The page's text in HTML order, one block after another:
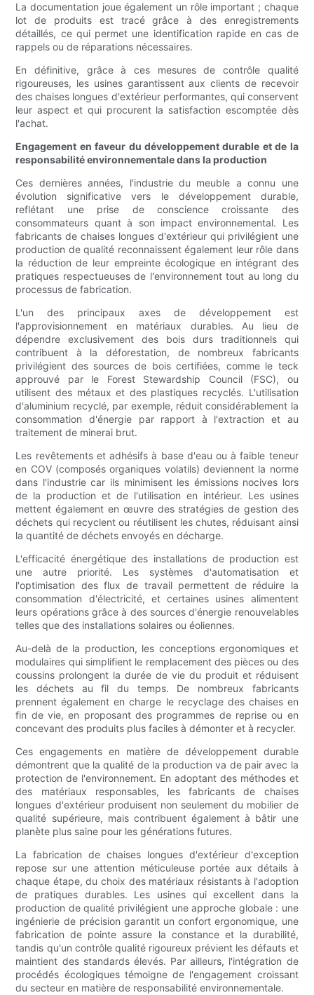
La documentation joue également un rôle important ; chaque
lot de produits est tracé grâce à des enregistrements
détaillés, ce qui permet une identification rapide en cas de
rappels ou de réparations nécessaires.
En définitive, grâce à ces mesures de contrôle qualité
rigoureuses, les usines garantissent aux clients de recevoir
des chaises longues d'extérieur performantes, qui conservent
leur aspect et qui procurent la satisfaction escomptée dès
l'achat.
Engagement en faveur du développement durable et de la
responsabilité environnementale dans la production
Ces dernières années, l'industrie du meuble a connu une
évolution significative vers le développement durable,
reflétant une prise de conscience croissante des
consommateurs quant à son impact environnemental. Les
fabricants de chaises longues d'extérieur qui privilégient une
production de qualité reconnaissent également leur rôle dans
la réduction de leur empreinte écologique en intégrant des
pratiques respectueuses de l'environnement tout au long du
processus de fabrication.
L'un des principaux axes de développement est
l'approvisionnement en matériaux durables. Au lieu de
dépendre exclusivement des bois durs traditionnels qui
contribuent à la déforestation, de nombreux fabricants
privilégient des sources de bois certifiées, comme le teck
approuvé par le Forest Stewardship Council (FSC), ou
utilisent des métaux et des plastiques recyclés. L'utilisation
d'aluminium recyclé, par exemple, réduit considérablement la
consommation d'énergie par rapport à l'extraction et au
traitement de minerai brut.
Les revêtements et adhésifs à base d'eau ou à faible teneur
en COV (composés organiques volatils) deviennent la norme
dans l'industrie car ils minimisent les émissions nocives lors
de la production et de l'utilisation en intérieur. Les usines
mettent également en œuvre des stratégies de gestion des
déchets qui recyclent ou réutilisent les chutes, réduisant ainsi
la quantité de déchets envoyés en décharge.
L'efficacité énergétique des installations de production est
une autre priorité. Les systèmes d'automatisation et
l'optimisation des flux de travail permettent de réduire la
consommation d'électricité, et certaines usines alimentent
leurs opérations grâce à des sources d'énergie renouvelables
telles que des installations solaires ou éoliennes.
Au-delà de la production, les conceptions ergonomiques et
modulaires qui simplifient le remplacement des pièces ou des
coussins prolongent la durée de vie du produit et réduisent
les déchets au fil du temps. De nombreux fabricants
prennent également en charge le recyclage des chaises en
fin de vie, en proposant des programmes de reprise ou en
concevant des produits plus faciles à démonter et à recycler.
Ces engagements en matière de développement durable
démontrent que la qualité de la production va de pair avec la
protection de l'environnement. En adoptant des méthodes et
des matériaux responsables, les fabricants de chaises
longues d'extérieur produisent non seulement du mobilier de
qualité supérieure, mais contribuent également à bâtir une
planète plus saine pour les générations futures.
La fabrication de chaises longues d'extérieur d'exception
repose sur une attention méticuleuse portée aux détails à
chaque étape, du choix des matériaux résistants à l'adoption
de pratiques durables. Les usines qui excellent dans la
production de qualité privilégient une approche globale : une
ingénierie de précision garantit un confort ergonomique, une
fabrication de pointe assure la constance et la durabilité,
tandis qu'un contrôle qualité rigoureux prévient les défauts et
maintient des standards élevés. Par ailleurs, l'intégration de
procédés écologiques témoigne de l'engagement croissant
du secteur en matière de responsabilité environnementale.